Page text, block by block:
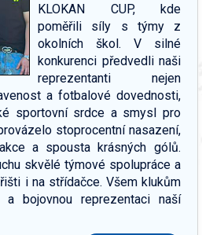
KLOKAN CUP, kde
poměřili síly s týmy z
okolních škol. V silné
konkurenci předvedli naši
reprezentanti nejen
a fotbalové dovednosti,
sportovní srdce a smysl pro
stoprocentní nasazení,
a spousta krásných gólů.
skvělé týmové spolupráce a
i na střídačce. Všem klukům
bojovnou reprezentaci naší